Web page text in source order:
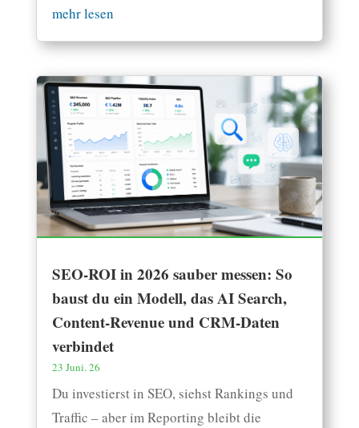
mehr lesen
SEO-ROI in 2026 sauber messen: So
baust du ein Modell, das AI Search,
Content-Revenue und CRM-Daten
verbindet
23 Juni. 26
Du investierst in SEO, siehst Rankings und
Traffic – aber im Reporting bleibt die